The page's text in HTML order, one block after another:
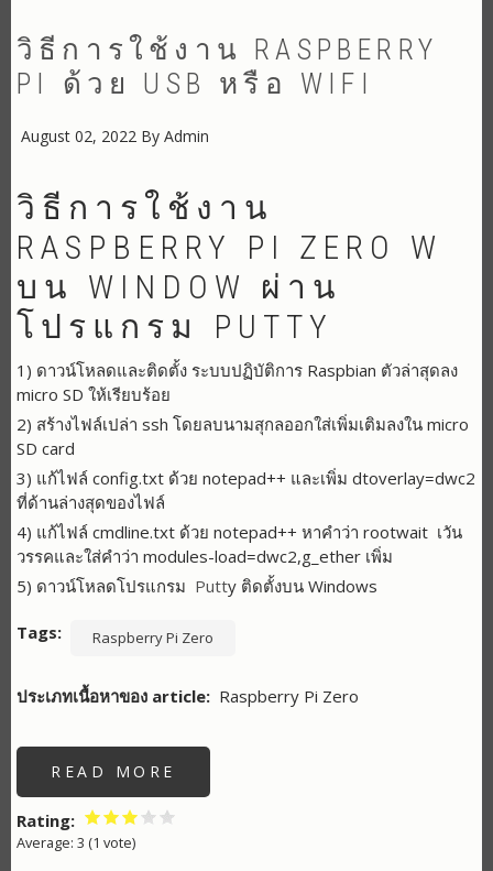
TEMPERATURE
SENSOR)
วิธีการใช้งาน RASPBERRY
PI ด้วย USB หรือ WIFI
August 02, 2022 By Admin
วิธีการใช้งาน
RASPBERRY PI ZERO W
บน WINDOW ผ่าน
โปรแกรม PUTTY
1) ดาวน์โหลดและติดตั้ง ระบบปฏิบัติการ Raspbian ตัวล่าสุดลง
micro SD ให้เรียบร้อย
2) สร้างไฟล์เปล่า ssh โดยลบนามสุกลออกใส่เพิ่มเติมลงใน micro
SD card
3) แก้ไฟล์ config.txt ด้วย notepad++ และเพิ่ม dtoverlay=dwc2
ที่ด้านล่างสุดของไฟล์
4) แก้ไฟล์ cmdline.txt ด้วย notepad++ หาคำว่า rootwait เวัน
วรรคและใส่คำว่า modules-load=dwc2,g_ether เพิ่ม
5) ดาวน์โหลดโปรแกรม Putty ติดตั้งบน Windows
Tags Raspberry Pi Zero
ประเภทเนื้อหาของ article Raspberry Pi Zero
READ MORE
การ
Rating
Average: 3 (1 vote)